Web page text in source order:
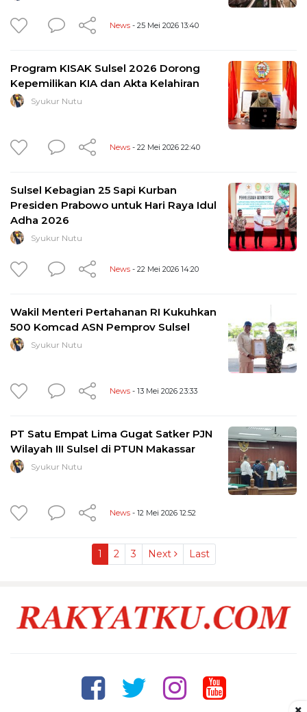
News - 25 Mei 2026 13:40
Program KISAK Sulsel 2026 Dorong
Kepemilikan KIA dan Akta Kelahiran
Syukur Nutu
News - 22 Mei 2026 22:40
Sulsel Kebagian 25 Sapi Kurban
Presiden Prabowo untuk Hari Raya Idul
Adha 2026
Syukur Nutu
News - 22 Mei 2026 14:20
Wakil Menteri Pertahanan RI Kukuhkan
500 Komcad ASN Pemprov Sulsel
Syukur Nutu
News - 13 Mei 2026 23:33
PT Satu Empat Lima Gugat Satker PJN
Wilayah III Sulsel di PTUN Makassar
Syukur Nutu
News - 12 Mei 2026 12:52
1 2 3 Next Last